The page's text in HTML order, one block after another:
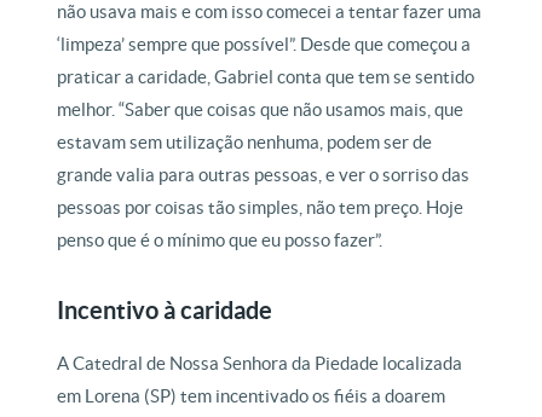
não usava mais e com isso comecei a tentar fazer uma
‘limpeza’ sempre que possível”. Desde que começou a
praticar a caridade, Gabriel conta que tem se sentido
melhor. “Saber que coisas que não usamos mais, que
estavam sem utilização nenhuma, podem ser de
grande valia para outras pessoas, e ver o sorriso das
pessoas por coisas tão simples, não tem preço. Hoje
penso que é o mínimo que eu posso fazer”.
Incentivo à caridade
A Catedral de Nossa Senhora da Piedade localizada
em Lorena (SP) tem incentivado os fiéis a doarem